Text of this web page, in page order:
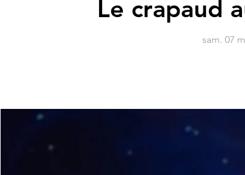
Le crapaud
sam. 07